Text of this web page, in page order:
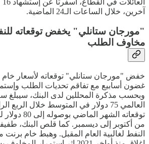
آخرين، خلال الساعات الـ24 الماضية.
"مورجان ستانلي" يخفض توقعاته
مخاوف الطلب
خفض "مورجان ستانلي" توقعاته لأسعار خام
غضون أسابيع مع تفاقم تحديات الطلب
وبحسب مذكرة المحللين لدى البنك، سيبلغ
العالمي 75 دولار في المتوسط خلال الربع
توقعاته الشهر
من أكتوبر إلى ديسمبر. كما قلص البنك،
النفط لغالبية العام المقبل. وهبط خام